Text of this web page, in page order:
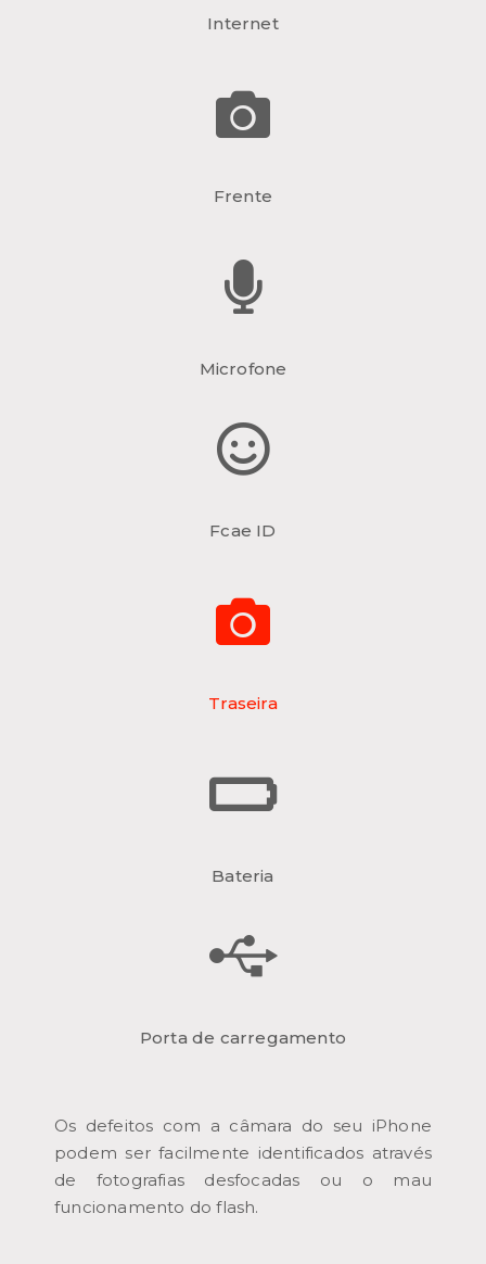
Internet
Frente
Microfone
Fcae ID
Traseira
Bateria
Porta de carregamento
Os defeitos com a câmara do seu iPhone
podem ser facilmente identificados através
de fotografias desfocadas ou o mau
funcionamento do flash.